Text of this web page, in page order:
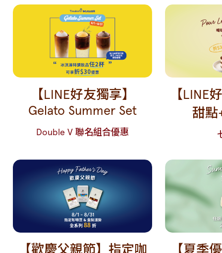
【LINE好友獨享】
Gelato Summer Set
Double V 聯名組合優惠
【LINE
甜點
【歡慶父親節】指定咖
【夏季